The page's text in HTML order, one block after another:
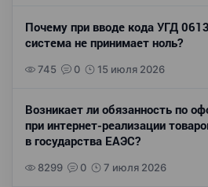
Почему при вводе кода УГД
система не принимает ноль?
745 0 15 июля 2026
Возникает ли обязанность по
при интернет-реализации
в государства ЕАЭС?
8299 0 7 июля 2026